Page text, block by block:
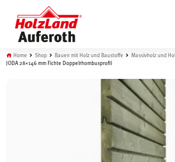
Böden
Türen
Home Shop Bauen mit Holz und Baustoffe Massivholz und
JODA 28×146 mm Fichte Doppelrhombusprofil